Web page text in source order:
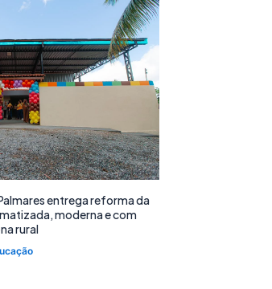
entrega reforma da
moderna e com
rural